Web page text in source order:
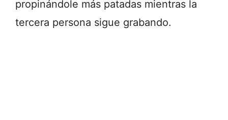
propinándole más patadas mientras la
tercera persona sigue grabando.